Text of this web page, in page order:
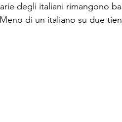
degli italiani rimangono
di un italiano su due